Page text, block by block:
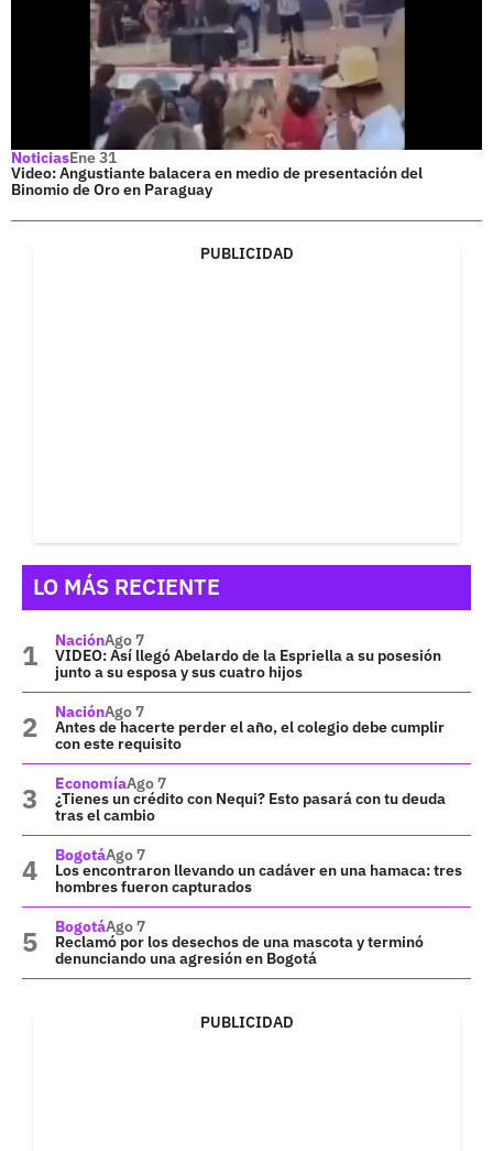
NoticiasEne 31
Video: Angustiante balacera en medio de presentación del
Binomio de Oro en Paraguay
PUBLICIDAD
LO MÁS RECIENTE
NaciónAgo 7
VIDEO: Así llegó Abelardo de la Espriella a su posesión
junto a su esposa y sus cuatro hijos
NaciónAgo 7
Antes de hacerte perder el año, el colegio debe cumplir
con este requisito
EconomíaAgo 7
¿Tienes un crédito con Nequi? Esto pasará con tu deuda
tras el cambio
BogotáAgo 7
Los encontraron llevando un cadáver en una hamaca: tres
hombres fueron capturados
BogotáAgo 7
Reclamó por los desechos de una mascota y terminó
denunciando una agresión en Bogotá
PUBLICIDAD